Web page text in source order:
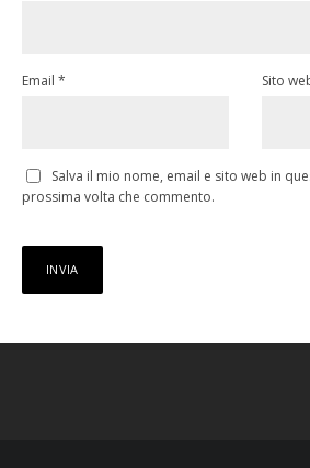
Email * Sito
Salva il mio nome, email e sito web in
prossima volta che commento.